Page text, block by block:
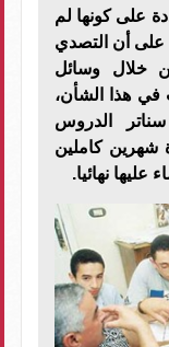
على كونها لم
على أن التصدي
خلال وسائل
في هذا الشأن،
الدروس
شهرين كاملين
نهائيا.